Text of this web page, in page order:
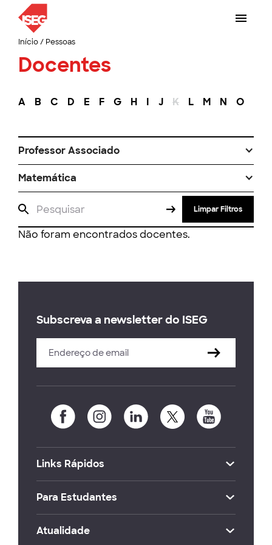
Início/ Pessoas
Docentes
A B C D E F G H I J K L M N O
Professor Associado
Matemática
Limpar Filtros
Não foram encontrados docentes.
Subscreva a newsletter do ISEG
Links Rápidos
Para Estudantes
Atualidade